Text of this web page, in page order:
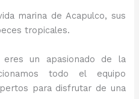
marina de Acapulco, sus
tropicales.
un apasionado de la
todo el equipo
para disfrutar de una